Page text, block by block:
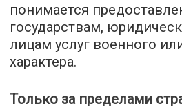
понимается
государствам,
лицам услуг военного
характера.
Только за пределами